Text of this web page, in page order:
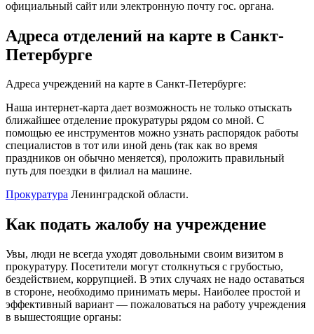
официальный сайт или электронную почту гос. органа.
Адреса отделений на карте в Санкт-
Петербурге
Адреса учреждений на карте в Санкт-Петербурге:
Наша интернет-карта дает возможность не только отыскать
ближайшее отделение прокуратуры рядом со мной. С
помощью ее инструментов можно узнать распорядок работы
специалистов в тот или иной день (так как во время
праздников он обычно меняется), проложить правильный
путь для поездки в филиал на машине.
Прокуратура Ленинградской области.
Как подать жалобу на учреждение
Увы, люди не всегда уходят довольными своим визитом в
прокуратуру. Посетители могут столкнуться с грубостью,
бездействием, коррупцией. В этих случаях не надо оставаться
в стороне, необходимо принимать меры. Наиболее простой и
эффективный вариант — пожаловаться на работу учреждения
в вышестоящие органы: